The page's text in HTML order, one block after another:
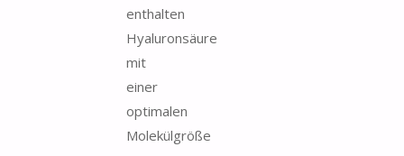
enthalten
Hyaluronsäure
mit
einer
optimalen
Molekülgröße